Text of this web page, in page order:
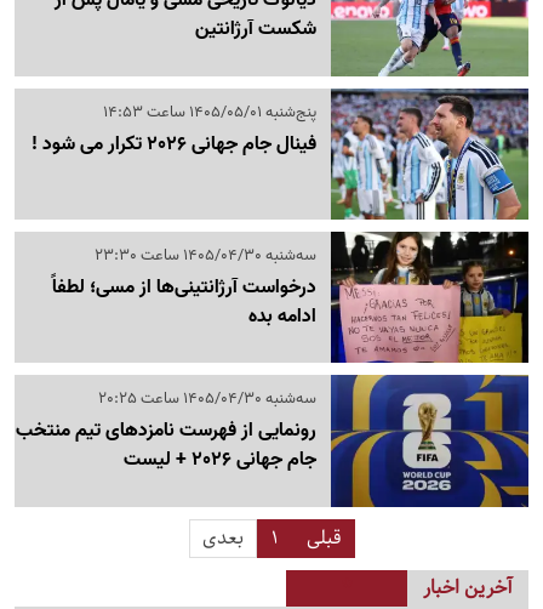
شکست آرژانتین
پنج‌شنبه 1405/05/01 ساعت 14:53
فینال جام جهانی 2026 تکرار می شود !
سه‌شنبه 1405/04/30 ساعت 23:30
درخواست آرژانتینی‌ها از مسی؛ لطفاً
ادامه بده
سه‌شنبه 1405/04/30 ساعت 20:25
رونمایی از فهرست نامزدهای تیم منتخب
جام جهانی 2026 + لیست
قبلی 1
بعدی
آخرین اخبار